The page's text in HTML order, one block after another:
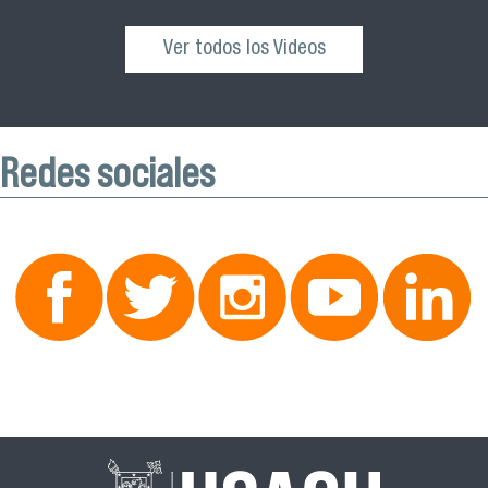
Ver todos los Videos
Redes sociales